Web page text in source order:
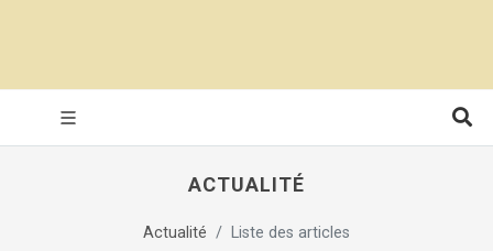
ACTUALITÉ
Actualité Liste des articles